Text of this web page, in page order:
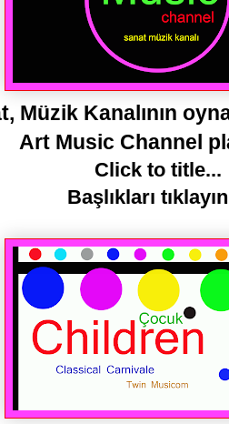
Müzik Kanalının
Art Music Channel
Click to title...
Başlıkları